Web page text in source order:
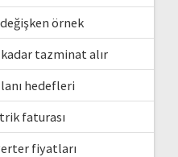
örnek
kadar tazminat alır
hedefleri
faturası
fiyatları